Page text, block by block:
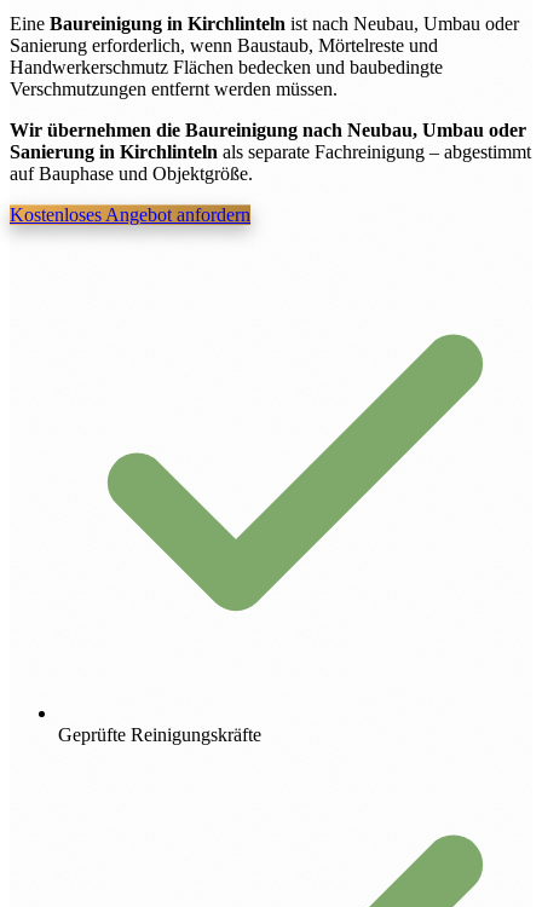
Eine Baureinigung in Kirchlinteln ist nach Neubau, Umbau oder
Sanierung erforderlich, wenn Baustaub, Mörtelreste und
Handwerkerschmutz Flächen bedecken und baubedingte
Verschmutzungen entfernt werden müssen.
Wir übernehmen die Baureinigung nach Neubau, Umbau oder
Sanierung in Kirchlinteln als separate Fachreinigung – abgestimmt
auf Bauphase und Objektgröße.
Kostenloses Angebot anfordern
Geprüfte Reinigungskräfte